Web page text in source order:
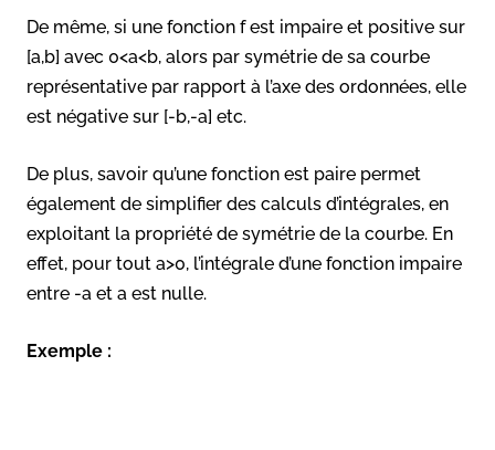
De même, si une fonction f est impaire et positive sur
[a,b] avec 0<a<b, alors par symétrie de sa courbe
représentative par rapport à l’axe des ordonnées, elle
est négative sur [-b,-a] etc.
De plus, savoir qu’une fonction est paire permet
également de simplifier des calculs d’intégrales, en
exploitant la propriété de symétrie de la courbe. En
effet, pour tout a>0, l’intégrale d’une fonction impaire
entre -a et a est nulle.
Exemple :